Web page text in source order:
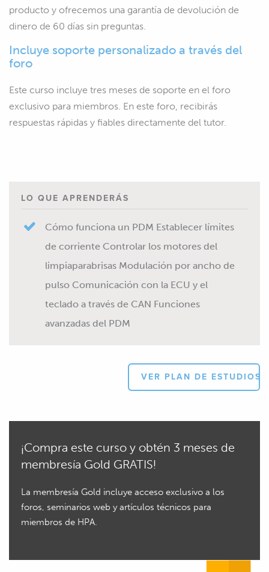
producto y ofrecemos una garantía de devolución de
dinero de 60 días sin preguntas.
Incluye soporte personalizado a través del
foro
Este curso incluye tres meses de soporte en el foro
exclusivo para miembros. En este foro, recibirás
respuestas rápidas y fiables directamente del tutor.
LO QUE APRENDERÁS
Cómo funciona un PDM Establecer límites
de corriente Controlar los motores del
limpiaparabrisas Modulación por ancho de
pulso Comunicación con la ECU y el
teclado a través de CAN Funciones
avanzadas del PDM
VER PLAN DE ESTUDIOS
¡Compra este curso y obtén 3 meses de
membresía Gold GRATIS!
La membresía Gold incluye acceso exclusivo a los
foros, seminarios web y artículos técnicos para
miembros de HPA.